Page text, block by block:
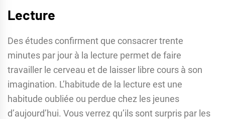
Lecture
Des études confirment que consacrer trente
minutes par jour à la lecture permet de faire
travailler le cerveau et de laisser libre cours à son
imagination. L’habitude de la lecture est une
habitude oubliée ou perdue chez les jeunes
d’aujourd’hui. Vous verrez qu’ils sont surpris par les